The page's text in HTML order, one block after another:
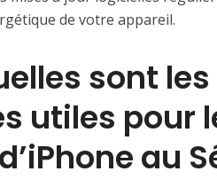
de votre appareil.
sont
utiles pour
d’iPhone au